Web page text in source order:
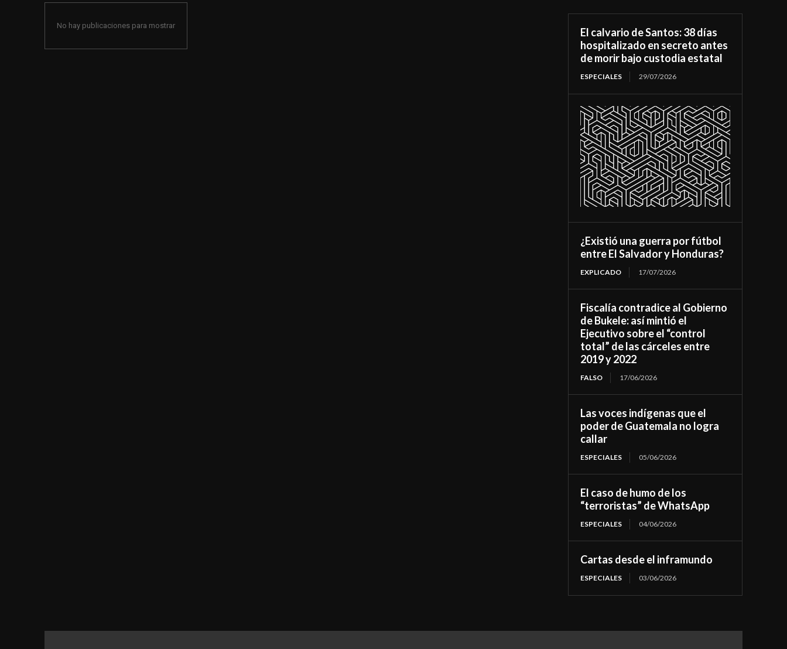
No hay publicaciones para mostrar
El calvario de Santos: 38 días
hospitalizado en secreto antes
de morir bajo custodia estatal
ESPECIALES 29/07/2026
¿Existió una guerra por fútbol
entre El Salvador y Honduras?
EXPLICADO 17/07/2026
Fiscalía contradice al Gobierno
de Bukele: así mintió el
Ejecutivo sobre el “control
total” de las cárceles entre
2019 y 2022
FALSO 17/06/2026
Las voces indígenas que el
poder de Guatemala no logra
callar
ESPECIALES 05/06/2026
El caso de humo de los
“terroristas” de WhatsApp
ESPECIALES 04/06/2026
Cartas desde el inframundo
ESPECIALES 03/06/2026